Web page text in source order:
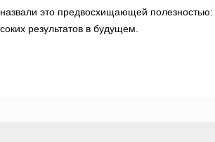
назвали это предвосхищающей полезностью:
результатов в будущем.